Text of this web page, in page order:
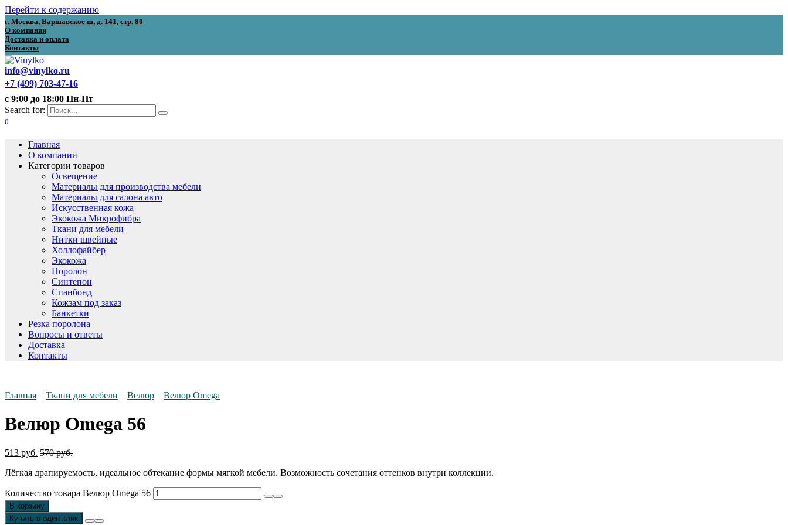
Перейти к содержанию
г. Москва, Варшавское ш, д. 141, стр. 80
О компании
Доставка и оплата
Контакты
info@vinylko.ru
+7 (499) 703-47-16
с 9:00 до 18:00 Пн-Пт
Search for:
0
Главная
О компании
Категории товаров
Освещение
Материалы для производства мебели
Материалы для салона авто
Искусственная кожа
Экокожа Микрофибра
Ткани для мебели
Нитки швейные
Холлофайбер
Экокожа
Поролон
Синтепон
Спанбонд
Кожзам под заказ
Банкетки
Резка поролона
Вопросы и ответы
Доставка
Контакты
Главная Ткани для мебели Велюр Велюр Omega
Велюр Omega 56
513 руб. 570руб.
Лёгкая драпируемость, идеальное обтекание формы мягкой мебели. Возможность сочетания оттенков внутри коллекции.
Количество товара Велюр Omega 56
В корзину
Купить в один клик